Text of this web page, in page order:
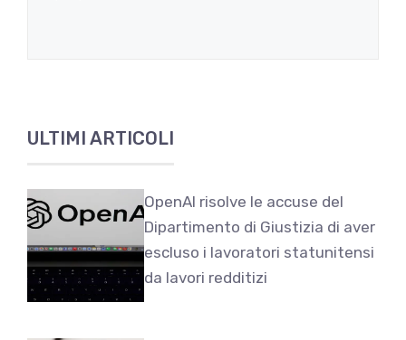
ULTIMI ARTICOLI
OpenAI risolve le accuse del
Dipartimento di Giustizia di aver
escluso i lavoratori statunitensi
da lavori redditizi